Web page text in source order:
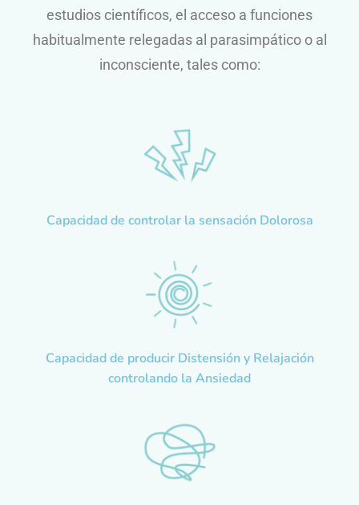
estudios científicos, el acceso a funciones
habitualmente relegadas al parasimpático o al
inconsciente, tales como:
Capacidad de controlar la sensación Dolorosa
Capacidad de producir Distensión y Relajación
controlando la Ansiedad